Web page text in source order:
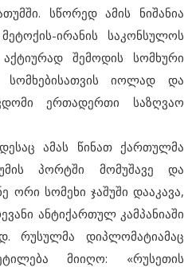
სწორედ ამის ნიშანია
ირანის საკონსულოს
შემოდის სომხური
იოლად და
ერთადერთი საზღვაო
ამას წინათ ქართულმა
პორტში მომუშავე და
ორი სომეხი ჯაშუში დააკავა,
ანტიქართულ კამპანიაში
რუსულმა დიპლომატიამაც
მიიღო: «რუსეთის